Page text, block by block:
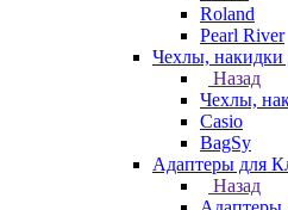
Roland
Pearl River
Чехлы,
Назад
Чехлы,
Casio
BagSy
Адаптеры для
Назад